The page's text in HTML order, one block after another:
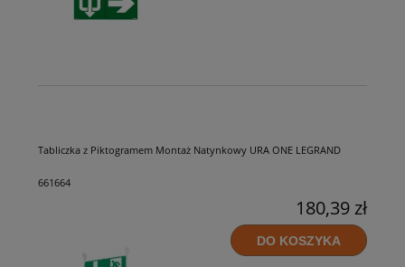
Tabliczka z Piktogramem Montaż Natynkowy URA ONE LEGRAND
661664
180,39 zł
DO KOSZYKA